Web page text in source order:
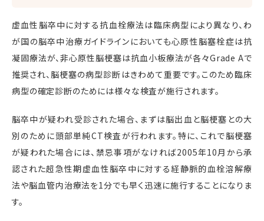
虚血性脳卒中に対する抗血栓療法は臨床病型により異なり、わ
が国の脳卒中治療ガイドラインにおいても心原性脳塞栓症は抗
凝固療法が、非心原性脳梗塞は抗血小板療法が各々Grade Aで
推奨され、脳梗塞の病型診断はきわめて重要です。このため臨床
病型の確定診断のためには様々な検査が施行されます。
脳卒中が疑われ受診された場合、まずは脳出血と脳梗塞との大
別のために頭部単純CT検査が行われます。特に、これで脳梗塞
が疑われた場合には、禁忌事項がなければ2005年10月から承
認された超急性期虚血性脳卒中に対する経静脈的血栓溶解療
法や脳血管内治療法を1分でも早く迅速に施行することになりま
す。